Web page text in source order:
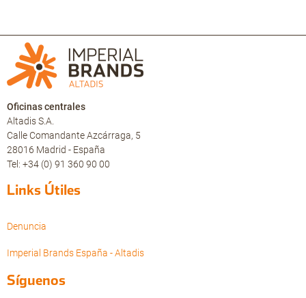
Oficinas centrales
Altadis S.A.
Calle Comandante Azcárraga, 5
28016 Madrid - España
Tel: +34 (0) 91 360 90 00
Links Útiles
Denuncia
Imperial Brands España - Altadis
Síguenos